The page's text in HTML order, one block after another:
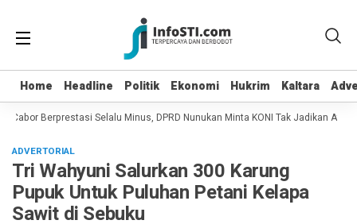
Home Headline Politik Ekonomi Hukrim Kaltara
Home Headline Politik Ekonomi Hukrim Kaltara
Berprestasi Selalu Minus, DPRD Nunukan Minta KONI Tak Jadikan Atlet
ADVERTORIAL
Tri Wahyuni Salurkan 300 Karung
Pupuk Untuk Puluhan Petani Kelapa
Sawit di Sebuku